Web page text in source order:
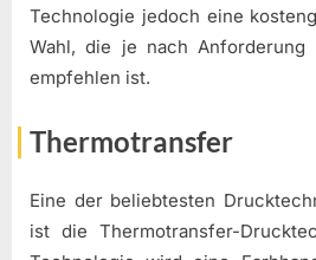
Technologie jedoch eine
Wahl, die je nach Anforderung
empfehlen ist.
Thermotransfer
Eine der beliebtesten
ist die Thermotransfer-